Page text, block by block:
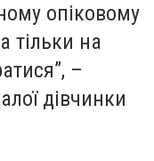
опіковому
тільки на
–
дівчинки